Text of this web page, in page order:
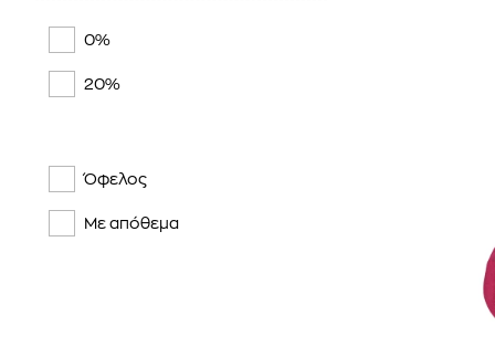
0%
20%
Όφελος
Με απόθεμα